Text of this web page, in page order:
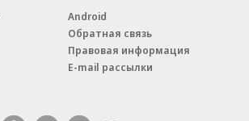
Android
Обратная связь
Правовая информация
E-mail рассылки